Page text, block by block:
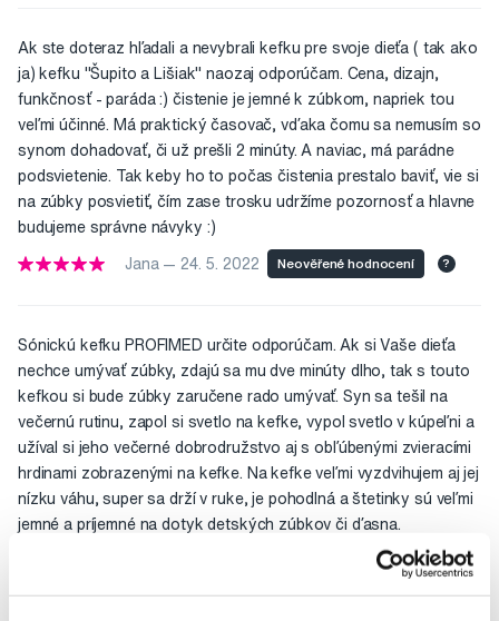
Ak ste doteraz hľadali a nevybrali kefku pre svoje dieťa ( tak ako
ja) kefku "Šupito a Lišiak" naozaj odporúčam. Cena, dizajn,
funkčnosť - paráda :) čistenie je jemné k zúbkom, napriek tou
veľmi účinné. Má praktický časovač, vďaka čomu sa nemusím so
synom dohadovať, či už prešli 2 minúty. A naviac, má parádne
podsvietenie. Tak keby ho to počas čistenia prestalo baviť, vie si
na zúbky posvietiť, čím zase trosku udržíme pozornosť a hlavne
budujeme správne návyky :)
Jana — 24. 5. 2022 Neověřené hodnocení ?
Sónickú kefku PROFIMED určite odporúčam. Ak si Vaše dieťa
nechce umývať zúbky, zdajú sa mu dve minúty dlho, tak s touto
kefkou si bude zúbky zaručene rado umývať. Syn sa tešil na
večernú rutinu, zapol si svetlo na kefke, vypol svetlo v kúpeľni a
užíval si jeho večerné dobrodružstvo aj s obľúbenými zvieracími
hrdinami zobrazenými na kefke. Na kefke veľmi vyzdvihujem aj jej
nízku váhu, super sa drží v ruke, je pohodlná a štetinky sú veľmi
jemné a príjemné na dotyk detských zúbkov či ďasna.
Neověřené hodnocení ?